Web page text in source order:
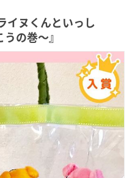
イヌくんといっし
の巻〜』